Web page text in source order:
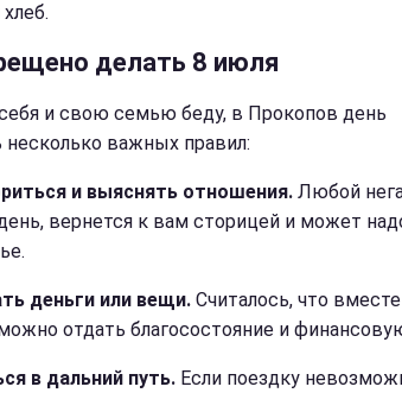
делать 8 июля
и свою семью беду, в Прокопов день
важных правил:
и выяснять отношения. Любой
вернется к вам сторицей и может
деньги или вещи. Считалось, что
отдать благосостояние и
в дальний путь. Если поездку